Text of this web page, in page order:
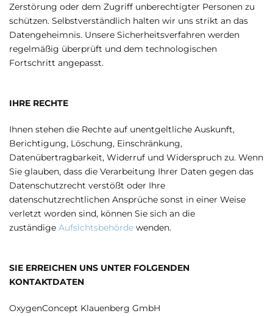
Zerstörung oder dem Zugriff unberechtigter Personen zu
schützen. Selbstverständlich halten wir uns strikt an das
Datengeheimnis. Unsere Sicherheitsverfahren werden
regelmäßig überprüft und dem technologischen
Fortschritt angepasst.
IHRE RECHTE
Ihnen stehen die Rechte auf unentgeltliche Auskunft,
Berichtigung, Löschung, Einschränkung,
Datenübertragbarkeit, Widerruf und Widerspruch zu. Wenn
Sie glauben, dass die Verarbeitung Ihrer Daten gegen das
Datenschutzrecht verstößt oder Ihre
datenschutzrechtlichen Ansprüche sonst in einer Weise
verletzt worden sind, können Sie sich an die
zuständige Aufsichtsbehörde wenden.
SIE ERREICHEN UNS UNTER FOLGENDEN
KONTAKTDATEN
OxygenConcept Klauenberg GmbH